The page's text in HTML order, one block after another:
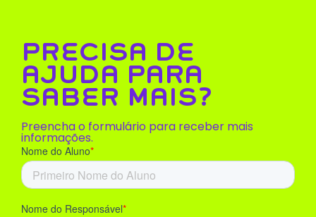
PRECISA DE
AJUDA PARA
SABER MAIS?
Preencha o formulário para receber mais
informações.